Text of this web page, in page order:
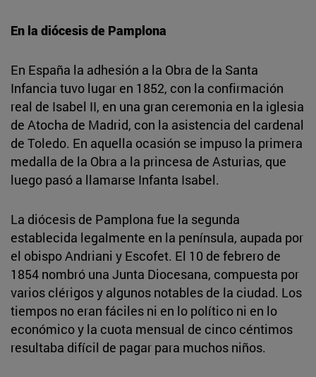
En la diócesis de Pamplona
En España la adhesión a la Obra de la Santa
Infancia tuvo lugar en 1852, con la confirmación
real de Isabel II, en una gran ceremonia en la iglesia
de Atocha de Madrid, con la asistencia del cardenal
de Toledo. En aquella ocasión se impuso la primera
medalla de la Obra a la princesa de Asturias, que
luego pasó a llamarse Infanta Isabel.
La diócesis de Pamplona fue la segunda
establecida legalmente en la península, aupada por
el obispo Andriani y Escofet. El 10 de febrero de
1854 nombró una Junta Diocesana, compuesta por
varios clérigos y algunos notables de la ciudad. Los
tiempos no eran fáciles ni en lo político ni en lo
económico y la cuota mensual de cinco céntimos
resultaba difícil de pagar para muchos niños.